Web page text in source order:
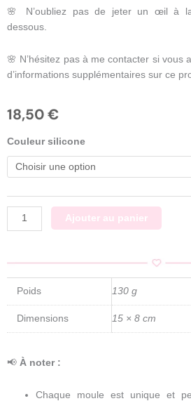
🌸 N’oubliez pas de jeter un œil à
dessous.
🌸 N’hésitez pas à me contacter si vous
d’informations supplémentaires sur ce
18,50€
Couleur silicone
quantité
de
Barrettes
Moule
sur
commande
Ajouter au panier
Poids 130 g
Dimensions 15 × 8 cm
📢 À noter :
Chaque moule est unique et